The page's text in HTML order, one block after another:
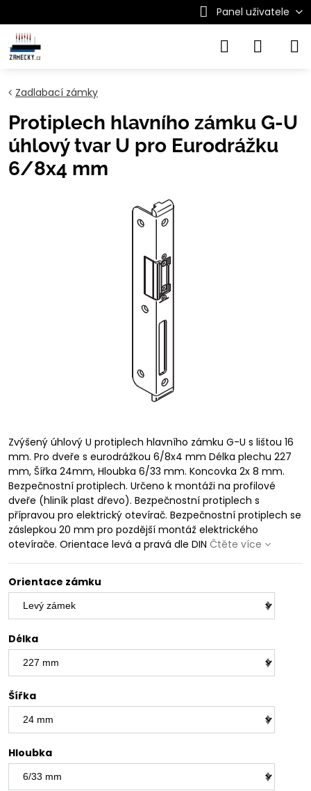
Panel uživatele
Zadlabací zámky
Protiplech hlavního zámku G-U
úhlový tvar U pro Eurodrážku
6/8x4 mm
Zvýšený úhlový U protiplech hlavního zámku G-U s lištou 16
mm. Pro dveře s eurodrážkou 6/8x4 mm Délka plechu 227
mm, Šířka 24mm, Hloubka 6/33 mm. Koncovka 2x 8 mm.
Bezpečnostní protiplech. Určeno k montáži na profilové
dveře (hliník plast dřevo). Bezpečnostní protiplech s
přípravou pro elektrický otevírač. Bezpečnostní protiplech se
záslepkou 20 mm pro pozdější montáž elektrického
otevírače. Orientace levá a pravá dle DIN Čtěte více
Orientace zámku
Délka
Šířka
Hloubka